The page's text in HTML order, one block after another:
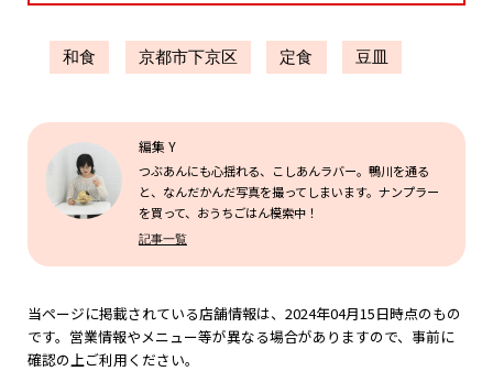
和食 京都市下京区 定食 豆皿
編集 Y
つぶあんにも心揺れる、こしあんラバー。鴨川を通る
と、なんだかんだ写真を撮ってしまいます。ナンプラー
を買って、おうちごはん模索中！
記事一覧
当ページに掲載されている店舗情報は、2024年04月15日時点のもの
です。営業情報やメニュー等が異なる場合がありますので、事前に
確認の上ご利用ください。